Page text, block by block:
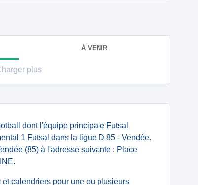
À VENIR
plus
dont l'équipe principale Futsal
1 Futsal dans la ligue D 85 - Vendée.
(85) à l'adresse suivante : Place
calendriers pour une ou plusieurs